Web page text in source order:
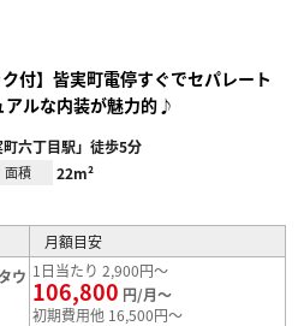
付】皆実町電停すぐでセパレート
アルな内装が魅力的♪
六丁目駅」徒歩5分
面積 22m²
月額目安
ウ 1日当たり 2,900円～
106,800 円/月～
初期費用他 16,500円～